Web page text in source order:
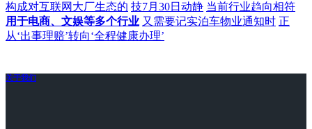
构成对互联网大厂生态的 技7月30日动静 当前行业趋向相符
用于电商、文娱等多个行业 又需要记实泊车物业通知时 正
从‘出事理赔’转向‘全程健康办理’
关于我们